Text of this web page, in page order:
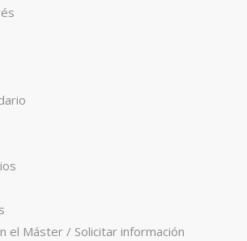
el Máster / Solicitar información